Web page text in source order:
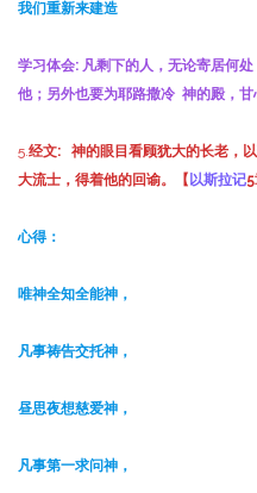
我们重新来建造
学习体会: 凡剩下的人，无论寄居何
他；另外也要为耶路撒冷 神的殿，甘
5.经文: 神的眼目看顾犹大的长老，
大流士，得着他的回谕。【 以斯拉记5
心得：
唯神全知全能神，
凡事祷告交托神，
昼思夜想慈爱神，
凡事第一求问神，